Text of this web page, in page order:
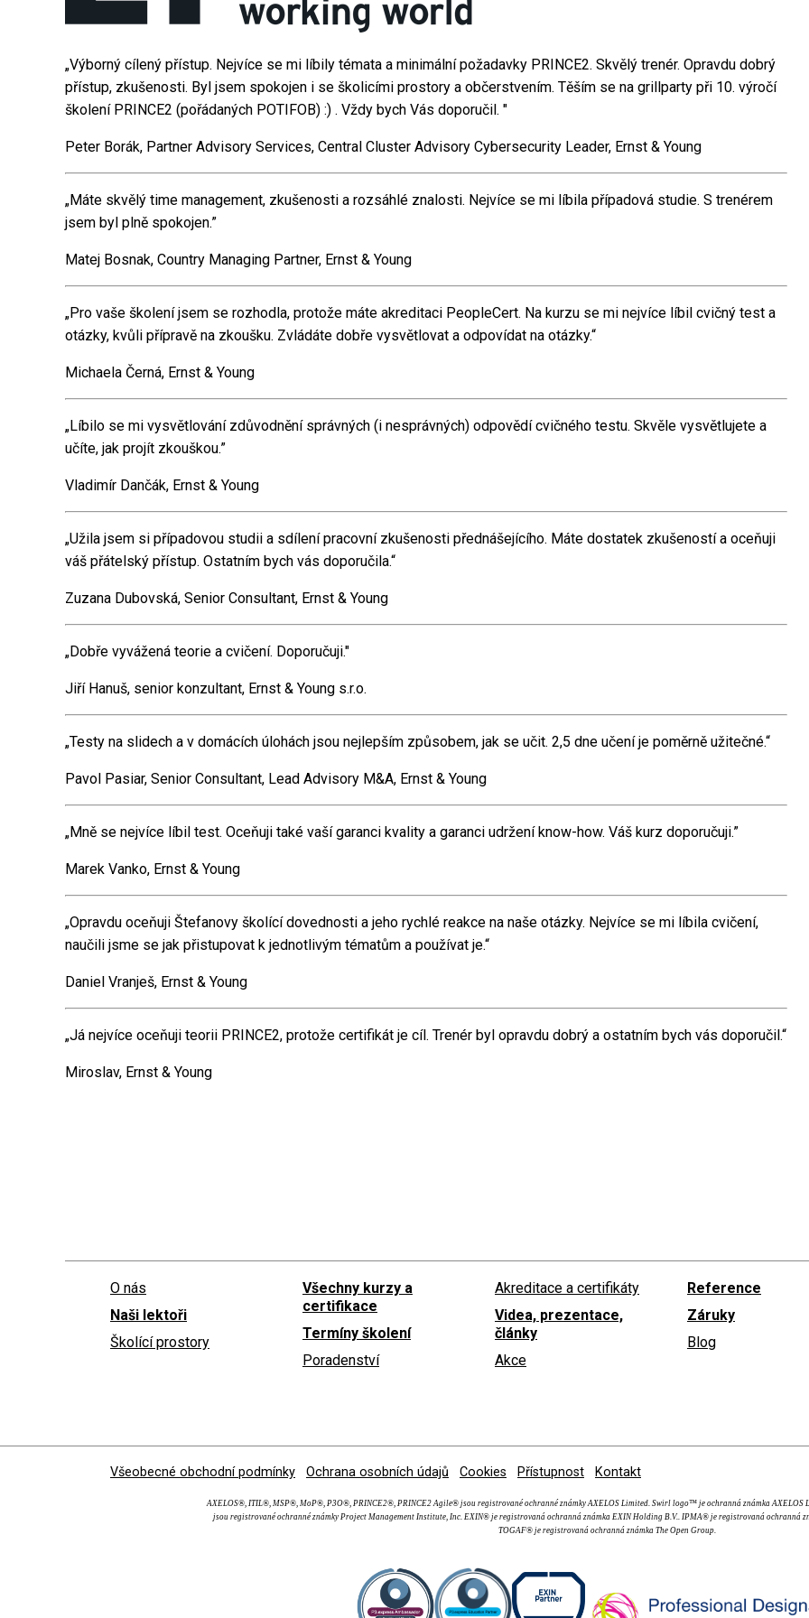
„Výborný cílený přístup. Nejvíce se mi líbily témata a minimální požadavky PRINCE2. Skvělý trenér. Opravdu dobrý
přístup, zkušenosti. Byl jsem spokojen i se školicími prostory a občerstvením. Těším se na grillparty při 10. výročí
školení PRINCE2 (pořádaných POTIFOB) :) . Vždy bych Vás doporučil. "
Peter Borák, Partner Advisory Services, Central Cluster Advisory Cybersecurity Leader, Ernst & Young
„Máte skvělý time management, zkušenosti a rozsáhlé znalosti. Nejvíce se mi líbila případová studie. S trenérem
jsem byl plně spokojen.”
Matej Bosnak, Country Managing Partner, Ernst & Young
„Pro vaše školení jsem se rozhodla, protože máte akreditaci PeopleCert. Na kurzu se mi nejvíce líbil cvičný test a
otázky, kvůli přípravě na zkoušku. Zvládáte dobře vysvětlovat a odpovídat na otázky.“
Michaela Černá, Ernst & Young
„Líbilo se mi vysvětlování zdůvodnění správných (i nesprávných) odpovědí cvičného testu. Skvěle vysvětlujete a
učíte, jak projít zkouškou.”
Vladimír Dančák, Ernst & Young
„Užila jsem si případovou studii a sdílení pracovní zkušenosti přednášejícího. Máte dostatek zkušeností a oceňuji
váš přátelský přístup. Ostatním bych vás doporučila.“
Zuzana Dubovská, Senior Consultant, Ernst & Young
„Dobře vyvážená teorie a cvičení. Doporučuji."
Jiří Hanuš, senior konzultant, Ernst & Young s.r.o.
„Testy na slidech a v domácích úlohách jsou nejlepším způsobem, jak se učit. 2,5 dne učení je poměrně užitečné.“
Pavol Pasiar, Senior Consultant, Lead Advisory M&A, Ernst & Young
„Mně se nejvíce líbil test. Oceňuji také vaší garanci kvality a garanci udržení know-how. Váš kurz doporučuji.”
Marek Vanko, Ernst & Young
„Opravdu oceňuji Štefanovy školící dovednosti a jeho rychlé reakce na naše otázky. Nejvíce se mi líbila cvičení,
naučili jsme se jak přistupovat k jednotlivým tématům a používat je.“
Daniel Vranješ, Ernst & Young
„Já nejvíce oceňuji teorii PRINCE2, protože certifikát je cíl. Trenér byl opravdu dobrý a ostatním bych vás doporučil.“
Miroslav, Ernst & Young
O nás
Naši lektoři
Školící prostory
Všechny kurzy a
certifikace
Termíny školení
Poradenství
Akreditace a certifikáty
Videa, prezentace,
články
Akce
Reference
Záruky
Blog
Všeobecné obchodní podmínky Ochrana osobních údajů Cookies Přístupnost Kontakt
AXELOS®, ITIL®, MSP®, MoP®, P3O®, PRINCE2®, PRINCE2 Agile® jsou registrované ochranné známky AXELOS Limited. Swirl logo™ je ochranná známka
jsou registrované ochranné známky Project Management Institute, Inc. EXIN® je registrovaná ochranná známka EXIN Holding B.V.. IPMA® je registrovaná ochranná
TOGAF® je registrovaná ochranná známka The Open Group.